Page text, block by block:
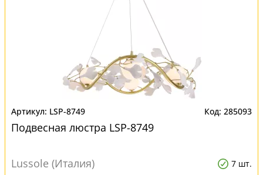
LSP-8749 285093
Подвесная люстра LSP-8749
Lussole (Италия) 7 шт.